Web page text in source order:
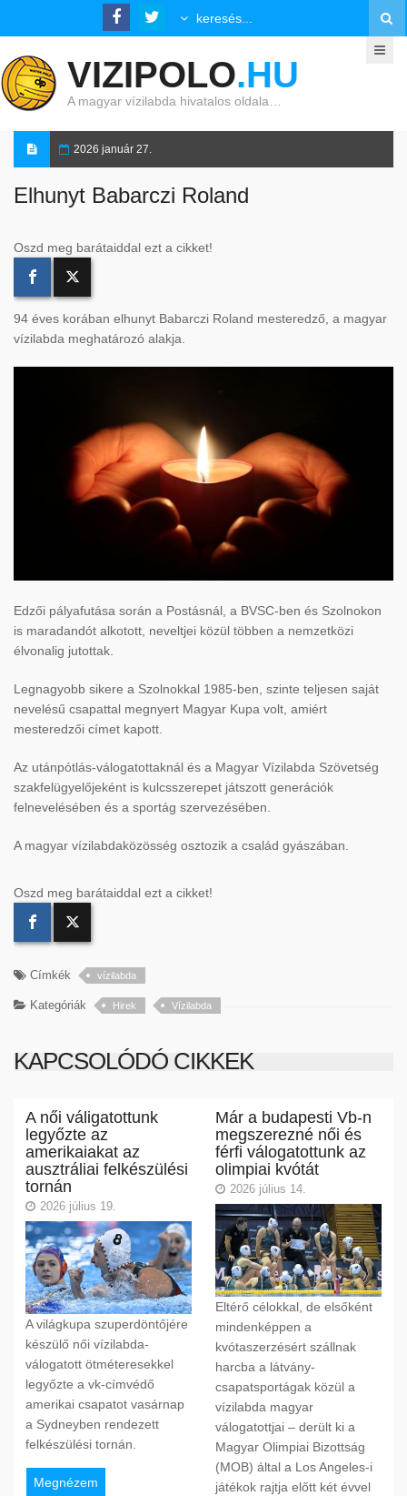
VIZIPOLO.HU
A magyar vízilabda hivatalos oldala…
2026 január 27.
Elhunyt Babarczi Roland
Oszd meg barátaiddal ezt a cikket!
94 éves korában elhunyt Babarczi Roland mesteredző, a magyar
vízilabda meghatározó alakja.
Edzői pályafutása során a Postásnál, a BVSC-ben és Szolnokon
is maradandót alkotott, neveltjei közül többen a nemzetközi
élvonalig jutottak.
Legnagyobb sikere a Szolnokkal 1985-ben, szinte teljesen saját
nevelésű csapattal megnyert Magyar Kupa volt, amiért
mesteredzői címet kapott.
Az utánpótlás-válogatottaknál és a Magyar Vízilabda Szövetség
szakfelügyelőjeként is kulcsszerepet játszott generációk
felnevelésében és a sportág szervezésében.
A magyar vízilabdaközösség osztozik a család gyászában.
Oszd meg barátaiddal ezt a cikket!
Címkék vízilabda
Kategóriák Hirek Vízilabda
KAPCSOLÓDÓ CIKKEK
A női váligatottunk
legyőzte az
amerikaiakat az
ausztráliai felkészülési
tornán
2026 július 19.
A világkupa szuperdöntőjére
készülő női vízilabda-
válogatott ötméteresekkel
legyőzte a vk-címvédő
amerikai csapatot vasárnap
a Sydneyben rendezett
felkészülési tornán.
Megnézem
Már a budapesti Vb-n
megszerezné női és
férfi válogatottunk az
olimpiai kvótát
2026 július 14.
Eltérő célokkal, de elsőként
mindenképpen a
kvótaszerzésért szállnak
harcba a látvány-
csapatsportágak közül a
vízilabda magyar
válogatottjai – derült ki a
Magyar Olimpiai Bizottság
(MOB) által a Los Angeles-i
játékok rajtja előtt két évvel